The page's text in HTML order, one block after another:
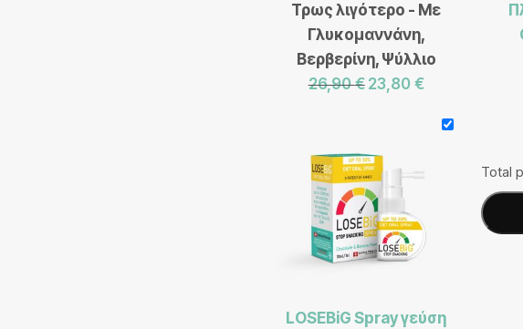
Τρως λιγότερο - Με
Γλυκομαννάνη,
Βερβερίνη, Ψύλλιο
26,90€ 23,80 €
LOSEBiG Spray γεύση
Total